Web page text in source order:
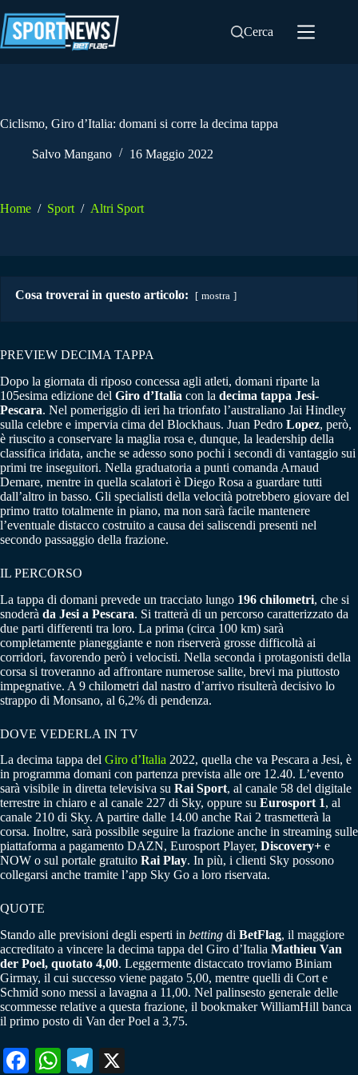
al
contenuto
Cerca
Ciclismo, Giro d’Italia: domani si corre la decima tappa
Salvo Mangano 16 Maggio 2022
Home / Sport / Altri Sport
Cosa troverai in questo articolo: mostra
PREVIEW DECIMA TAPPA
Dopo la giornata di riposo concessa agli atleti, domani riparte la
105esima edizione del Giro d’Italia con la decima tappa Jesi-
Pescara. Nel pomeriggio di ieri ha trionfato l’australiano Jai Hindley
sulla celebre e impervia cima del Blockhaus. Juan Pedro Lopez, però,
è riuscito a conservare la maglia rosa e, dunque, la leadership della
classifica iridata, anche se adesso sono pochi i secondi di vantaggio sui
primi tre inseguitori. Nella graduatoria a punti comanda Arnaud
Demare, mentre in quella scalatori è Diego Rosa a guardare tutti
dall’altro in basso. Gli specialisti della velocità potrebbero giovare del
primo tratto totalmente in piano, ma non sarà facile mantenere
l’eventuale distacco costruito a causa dei saliscendi presenti nel
secondo passaggio della frazione.
IL PERCORSO
La tappa di domani prevede un tracciato lungo 196 chilometri, che si
snoderà da Jesi a Pescara. Si tratterà di un percorso caratterizzato da
due parti differenti tra loro. La prima (circa 100 km) sarà
completamente pianeggiante e non riserverà grosse difficoltà ai
corridori, favorendo però i velocisti. Nella seconda i protagonisti della
corsa si troveranno ad affrontare numerose salite, brevi ma piuttosto
impegnative. A 9 chilometri dal nastro d’arrivo risulterà decisivo lo
strappo di Monsano, al 6,2% di pendenza.
DOVE VEDERLA IN TV
La decima tappa del Giro d’Italia 2022, quella che va Pescara a Jesi, è
in programma domani con partenza prevista alle ore 12.40. L’evento
sarà visibile in diretta televisiva su Rai Sport, al canale 58 del digitale
terrestre in chiaro e al canale 227 di Sky, oppure su Eurosport 1, al
canale 210 di Sky. A partire dalle 14.00 anche Rai 2 trasmetterà la
corsa. Inoltre, sarà possibile seguire la frazione anche in streaming sulle
piattaforma a pagamento DAZN, Eurosport Player, Discovery+ e
NOW o sul portale gratuito Rai Play. In più, i clienti Sky possono
collegarsi anche tramite l’app Sky Go a loro riservata.
QUOTE
Stando alle previsioni degli esperti in betting di BetFlag, il maggiore
accreditato a vincere la decima tappa del Giro d’Italia Mathieu Van
der Poel, quotato 4,00. Leggermente distaccato troviamo Biniam
Girmay, il cui successo viene pagato 5,00, mentre quelli di Cort e
Schmid sono messi a lavagna a 11,00. Nel palinsesto generale delle
scommesse relative a questa frazione, il bookmaker WilliamHill banca
il primo posto di Van der Poel a 3,75.
Fa W
Te